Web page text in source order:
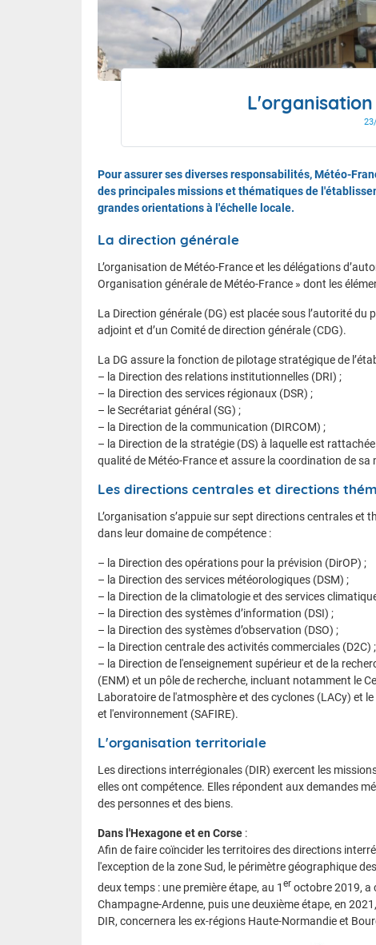
Le
Pour assurer ses diverses responsabilités, Météo-
des principales missions et thématiques de
grandes orientations à l'échelle locale.
La direction générale
L’organisation de Météo-France et les délégations
Organisation générale de Météo-France » dont les
La Direction générale (DG) est placée sous l’autorité
adjoint et d’un Comité de direction générale (CDG).
La DG assure la fonction de pilotage stratégique de
– la Direction des relations institutionnelles (DRI) ;
– la Direction des services régionaux (DSR) ;
– le Secrétariat général (SG) ;
– la Direction de la communication (DIRCOM) ;
– la Direction de la stratégie (DS) à laquelle est
qualité de Météo-France et assure la coordination de sa
Les directions centrales et directions
L’organisation s’appuie sur sept directions centrales et
dans leur domaine de compétence :
– la Direction des opérations pour la prévision (DirOP) ;
– la Direction des services météorologiques (DSM) ;
– la Direction de la climatologie et des services
– la Direction des systèmes d’information (DSI) ;
– la Direction des systèmes d’observation (DSO) ;
– la Direction centrale des activités commerciales (D2C) ;
– la Direction de l'enseignement supérieur et de la
(ENM) et un pôle de recherche, incluant notamment le
Laboratoire de l'atmosphère et des cyclones (LACy) et
et l'environnement (SAFIRE).
L'organisation territoriale
Les directions interrégionales (DIR) exercent les
elles ont compétence. Elles répondent aux demandes
des personnes et des biens.
Dans l'Hexagone et en Corse :
Afin de faire coïncider les territoires des directions
l'exception de la zone Sud, le périmètre géographique
deux temps : une première étape, au 1 er octobre 2019, a
Champagne-Ardenne, puis une deuxième étape, en
DIR, concernera les ex-régions Haute-Normandie et